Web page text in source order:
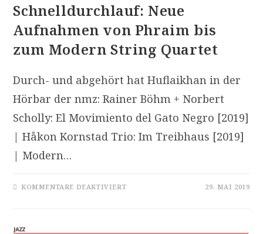
Schnelldurchlauf: Neue
Aufnahmen von Phraim bis
zum Modern String Quartet
Durch- und abgehört hat Huflaikhan in der
Hörbar der nmz: Rainer Böhm + Norbert
Scholly: El Movimiento del Gato Negro [2019]
| Håkon Kornstad Trio: Im Treibhaus [2019]
| Modern…
KOMMENTARE DEAKTIVIERTFÜR 29. MAI 2019